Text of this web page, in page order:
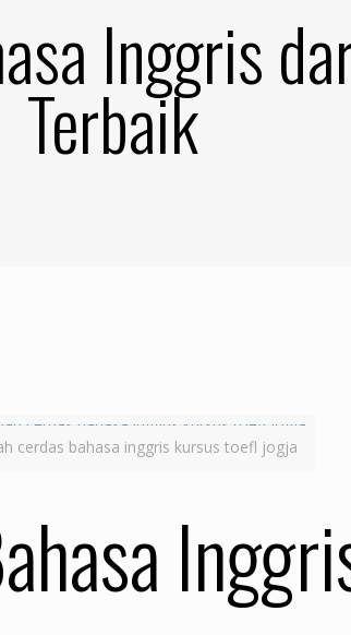
Inggris
Terbaik
cerdas bahasa inggris kursus toefl jogja